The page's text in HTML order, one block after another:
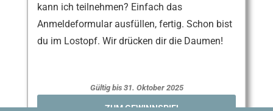
kann ich teilnehmen? Einfach das
Anmeldeformular ausfüllen, fertig. Schon bist
du im Lostopf. Wir drücken dir die Daumen!
Gültig bis 31. Oktober 2025
ZUM GEWINNSPIEL